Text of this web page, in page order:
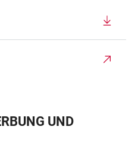
UND